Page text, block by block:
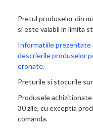
Pretul produselor din
si este valabil in limita
Informatiile prezentate
descrierile produselor
eronate.
Preturile si stocurile
Produsele
30 zile, cu exceptia
comanda.